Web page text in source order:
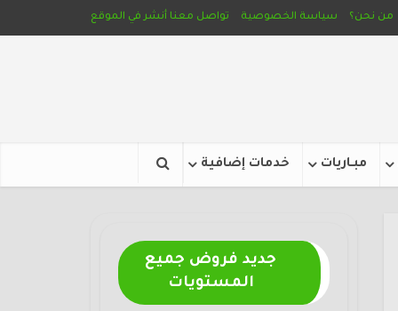
من نحن؟ سياسة الخصوصية تواصل معنا أنشر في الموقع
مبـاريات خدمات إضافية
جديد فروض جميع
المستويات